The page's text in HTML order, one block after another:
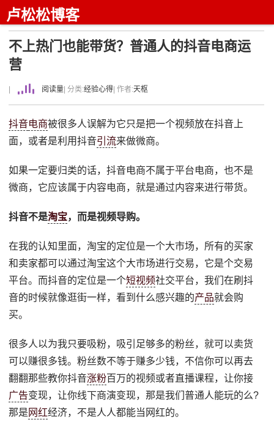
卢松松博客
不上热门也能带货？普通人的抖音电商运
营
阅读量 | 分类:经验心得 | 作者:天枢
抖音电商被很多人误解为它只是把一个视频放在抖音上
面，或者是利用抖音引流来做微商。
如果一定要归类的话，抖音电商不属于平台电商，也不是
微商，它应该属于内容电商，就是通过内容来进行带货。
抖音不是淘宝，而是视频导购。
在我的认知里面，淘宝的定位是一个大市场，所有的买家
和卖家都可以通过淘宝这个大市场进行交易，它是个交易
平台。而抖音的定位是一个短视频社交平台，我们在刷抖
音的时候就像逛街一样，看到什么感兴趣的产品就会购
买。
很多人以为我只要吸粉，吸引足够多的粉丝，就可以卖货
可以赚很多钱。粉丝数不等于赚多少钱，不信你可以再去
翻翻那些教你抖音涨粉百万的视频或者直播课程，让你接
广告变现，让你线下商演变现，那是我们普通人能玩的么?
那是 网红经济，不是人人都能当网红的。